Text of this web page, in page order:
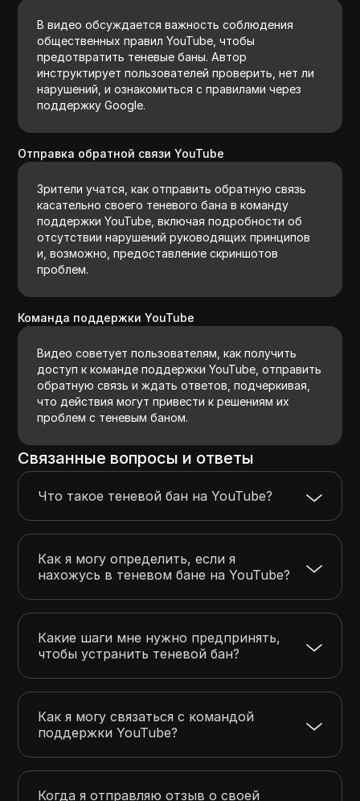
В видео обсуждается важность соблюдения
общественных правил YouTube, чтобы
предотвратить теневые баны. Автор
инструктирует пользователей проверить, нет ли
нарушений, и ознакомиться с правилами через
поддержку Google.
Отправка обратной связи YouTube
Зрители учатся, как отправить обратную связь
касательно своего теневого бана в команду
поддержки YouTube, включая подробности об
отсутствии нарушений руководящих принципов
и, возможно, предоставление скриншотов
проблем.
Команда поддержки YouTube
Видео советует пользователям, как получить
доступ к команде поддержки YouTube, отправить
обратную связь и ждать ответов, подчеркивая,
что действия могут привести к решениям их
проблем с теневым баном.
Связанные вопросы и ответы
Что такое теневой бан на YouTube?
Как я могу определить, если я
нахожусь в теневом бане на YouTube?
Какие шаги мне нужно предпринять,
чтобы устранить теневой бан?
Как я могу связаться с командой
поддержки YouTube?
Когда я отправляю отзыв о своей